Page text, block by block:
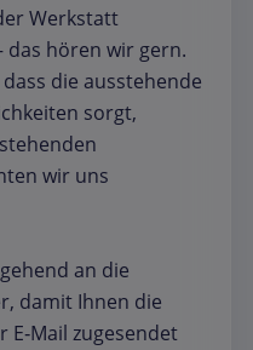
Werkstatt
das hören wir gern.
die ausstehende
sorgt,
wir uns
an die
damit Ihnen die
zugesendet